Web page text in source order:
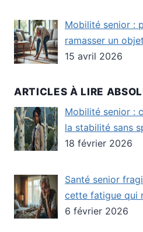
Mobilité senior :
ramasser un
15 avril 2026
ARTICLES À LIRE
Mobilité senior :
la stabilité sans
18 février 2026
Santé senior
cette fatigue qui
6 février 2026